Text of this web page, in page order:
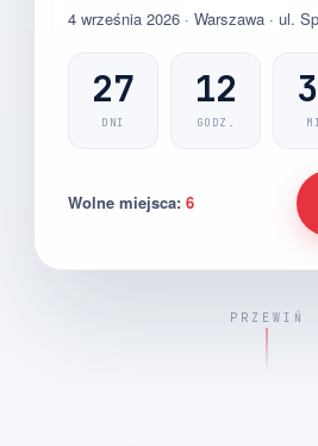
4 września 2026 · Warszawa · ul.
27
DNI
12
GODZ.
Wolne miejsca: 6
PRZEWIŃ